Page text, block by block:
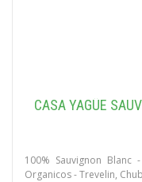
CASA YAGÜE
100% Sauvignon
Organicos - Trevelin,